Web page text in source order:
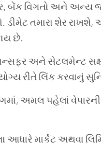
બેંક વિગતો અને અન્ય
ડીમેટ તમારા શેર રાખશે,
છે.
અને સેટલમેન્ટ
રીતે લિંક કરવાનું
અમલ પહેલાં
આધારે માર્કેટ અથવા